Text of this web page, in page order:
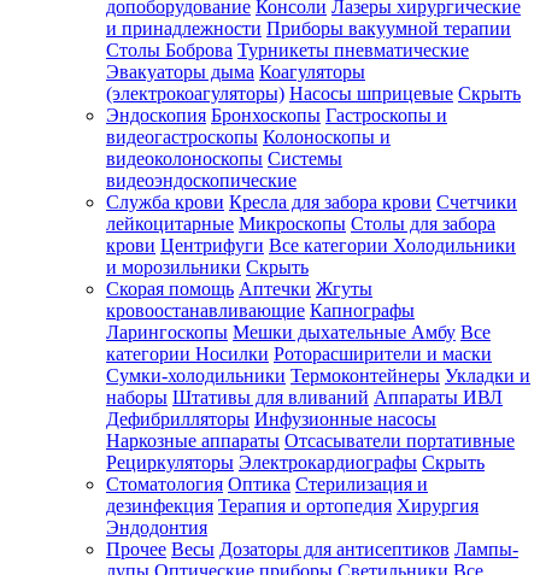
допоборудование Консоли Лазеры хирургические
и принадлежности Приборы вакуумной терапии
Столы Боброва Турникеты пневматические
Эвакуаторы дыма Коагуляторы
(электрокоагуляторы) Насосы шприцевые Скрыть
Эндоскопия Бронхоскопы Гастроскопы и
видеогастроскопы Колоноскопы и
видеоколоноскопы Системы
видеоэндоскопические
Служба крови Кресла для забора крови Счетчики
лейкоцитарные Микроскопы Столы для забора
крови Центрифуги Все категории Холодильники
и морозильники Скрыть
Скорая помощь Аптечки Жгуты
кровоостанавливающие Капнографы
Ларингоскопы Мешки дыхательные Амбу Все
категории Носилки Роторасширители и маски
Сумки-холодильники Термоконтейнеры Укладки и
наборы Штативы для вливаний Аппараты ИВЛ
Дефибрилляторы Инфузионные насосы
Наркозные аппараты Отсасыватели портативные
Рециркуляторы Электрокардиографы Скрыть
Стоматология Оптика Стерилизация и
дезинфекция Терапия и ортопедия Хирургия
Эндодонтия
Прочее Весы Дозаторы для антисептиков Лампы-
лупы Оптические приборы Светильники Все